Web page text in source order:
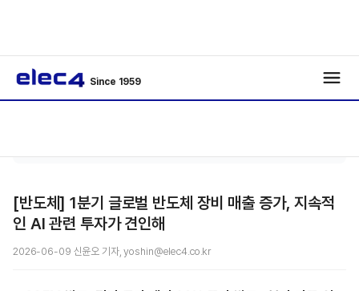
Since 1959
[반도체] 1분기 글로벌 반도체 장비 매출 증가, 지속적
인 AI 관련 투자가 견인해
2026-06-09 신윤오 기자, yoshin@elec4.co.kr